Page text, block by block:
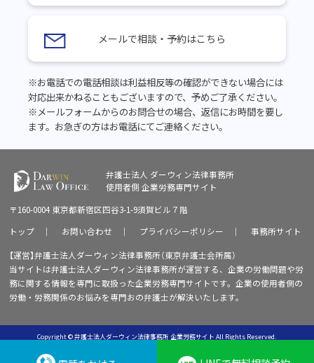
メールで相談・予約はこちら
※お電話での電話相談は利益相反等の確認ができない場合には
対応出来かねることもございますので、予めご了承ください。
※メールフォームからのお問合せの場合、返信にお時間を要し
ます。お急ぎの方はお電話にてご連絡ください。
弁護士法人 ダーウィン法律事務所
使用者側 企業労務専門サイト
〒160-0004 東京都新宿区四谷3-1-9須賀ビル７階
トップ ｜ お問い合わせ ｜ プライバシーポリシー ｜
事務所サイト
【運営】弁護士法人ダーウィン法律事務所（東京弁護士会所属）
当サイトは弁護士法人ダーウィン法律事務所が運営する、企業の労働問題や労
務に関する情報を専門に取扱った企業労務専門サイトです。企業の使用者側の
労働・労務関係のお悩みを専門おの弁護士が解決いたします。
Copyright © 弁護士法人ダーウィン法律事務所 企業労務サイト All Rights Reserved.